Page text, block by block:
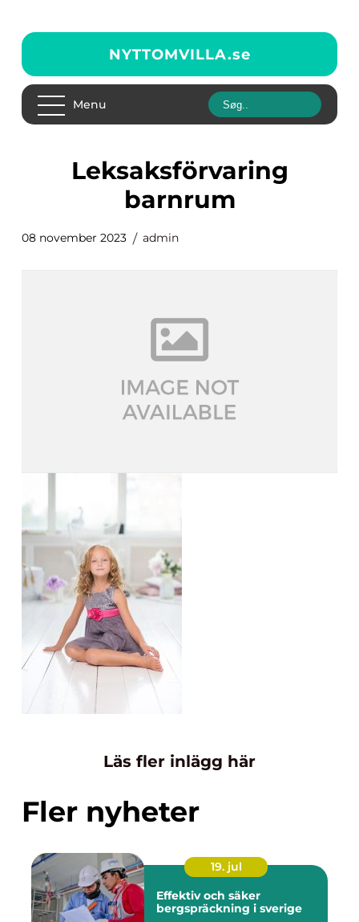
NYTTOMVILLA.se
Menu
leksaksförvaring
barnrum
08 november 2023 admin
Läs fler inlägg här
Fler nyheter
19. jul
Effektiv och säker
bergspräckning i sverige